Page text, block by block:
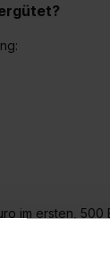
im ersten,
250 Euro jedes